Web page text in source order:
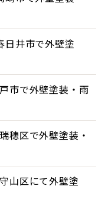
日井市で外壁塗
市で外壁塗装・雨
穂区で外壁塗装・
山区にて外壁塗